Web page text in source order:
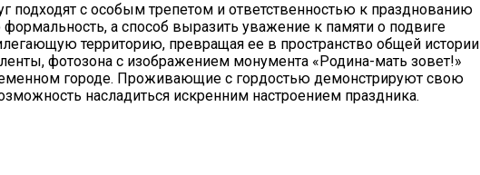
подходят с особым трепетом и ответственностью к празднованию
а способ выразить уважение к памяти о подвиге
территорию, превращая ее в пространство общей истории
фотозона с изображением монумента «Родина-мать зовет!»
городе. Проживающие с гордостью демонстрируют свою
насладиться искренним настроением праздника.